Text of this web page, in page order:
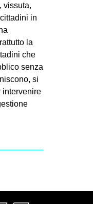
vissuta,
in
la
che
senza
si
intervenire